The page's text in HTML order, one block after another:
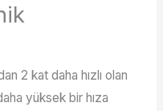
2 kat daha hızlı olan
yüksek bir hıza